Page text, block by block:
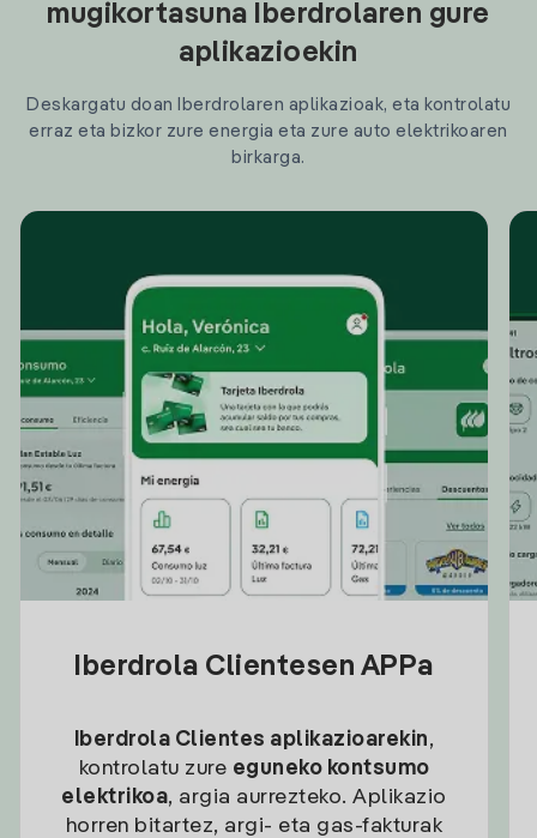
mugikortasuna Iberdrolaren gure
aplikazioekin
Deskargatu doan Iberdrolaren aplikazioak, eta kontrolatu
erraz eta bizkor zure energia eta zure auto elektrikoaren
birkarga.
Iberdrola Clientesen APPa
Iberdrola Clientes aplikazioarekin,
kontrolatu zure eguneko kontsumo
elektrikoa, argia aurrezteko. Aplikazio
horren bitartez, argi- eta gas-fakturak